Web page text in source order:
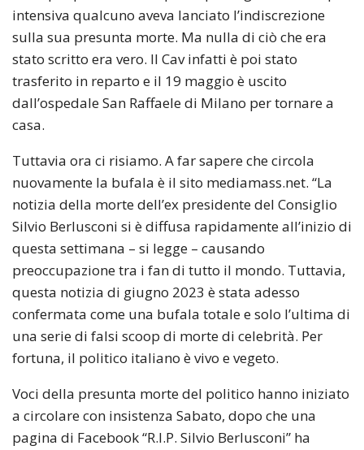
intensiva qualcuno aveva lanciato l’indiscrezione
sulla sua presunta morte. Ma nulla di ciò che era
stato scritto era vero. Il Cav infatti è poi stato
trasferito in reparto e il 19 maggio è uscito
dall’ospedale San Raffaele di Milano per tornare a
casa.
Tuttavia ora ci risiamo. A far sapere che circola
nuovamente la bufala è il sito mediamass.net. “La
notizia della morte dell’ex presidente del Consiglio
Silvio Berlusconi si è diffusa rapidamente all’inizio di
questa settimana – si legge – causando
preoccupazione tra i fan di tutto il mondo. Tuttavia,
questa notizia di giugno 2023 è stata adesso
confermata come una bufala totale e solo l’ultima di
una serie di falsi scoop di morte di celebrità. Per
fortuna, il politico italiano è vivo e vegeto.
Voci della presunta morte del politico hanno iniziato
a circolare con insistenza Sabato, dopo che una
pagina di Facebook “R.I.P. Silvio Berlusconi” ha